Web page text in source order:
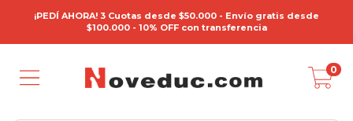
¡PEDÍ AHORA! 3 Cuotas desde $50.000 - Envío gratis desde
$100.000 - 10% OFF con transferencia
0